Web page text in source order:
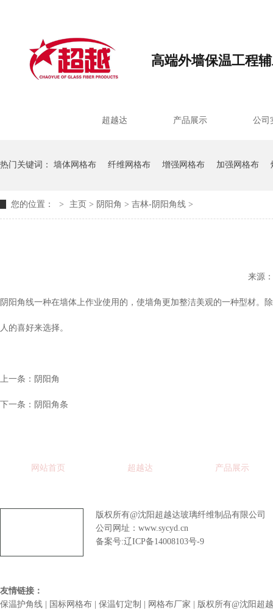
高端外墙保温工程
超越达 产品展示 公司
热门关键词： 墙体网格布 纤维网格布 增强网格布 加强网格布
您的位置： > 主页 > 阴阳角 > 吉林-阴阳角线 >
来源：
阴阳角线一种在墙体上作业使用的，使墙角更加整洁美观的一种型材
人的喜好来选择。
上一条： 阴阳角
下一条： 阴阳角条
网站首页 超越达 产品展示
版权所有@沈阳超越达玻璃纤维制品有限公司
公司网址： www.sycyd.cn
备案号:辽ICP备14008103号-9
友情链接：
保温护角线
国标网格布 保温钉定制 网格布厂家 | 版权所有@沈阳超